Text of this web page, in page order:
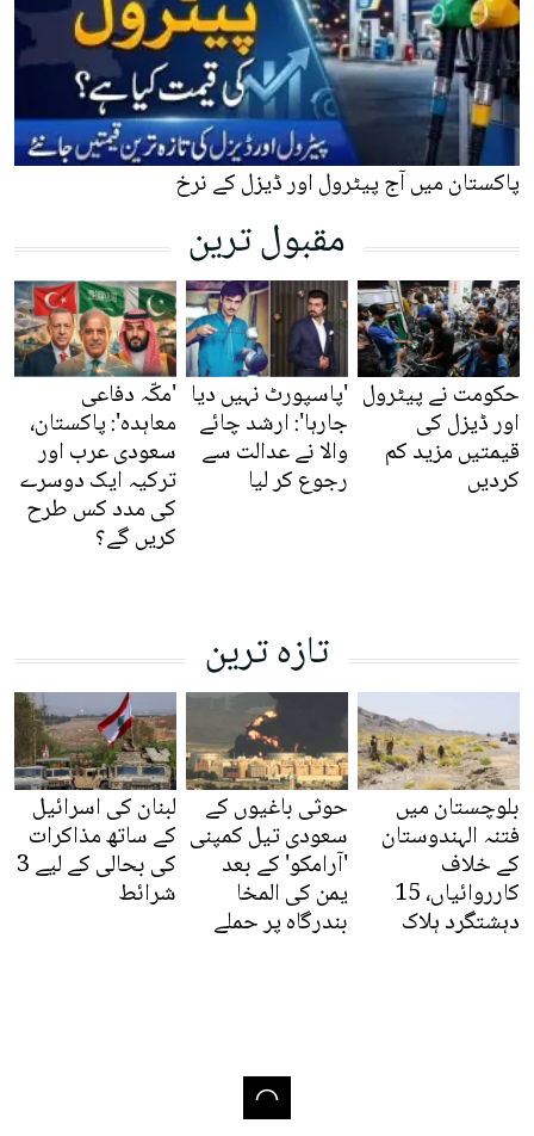
پاکستان میں آج پیٹرول اور ڈیزل کے نرخ
مقبول ترین
حکومت نے پیٹرول
اور ڈیزل کی
قیمتیں مزید کم
کردیں
'پاسپورٹ نہیں دیا
جارہا': ارشد چائے
والا نے عدالت سے
رجوع کر لیا
'مکّہ دفاعی
معاہدہ': پاکستان،
سعودی عرب اور
ترکیہ ایک دوسرے
کی مدد کس طرح
کریں گے؟
تازہ ترین
بلوچستان میں
فتنہ الہندوستان
کے خلاف
کارروائیاں، 15
دہشتگرد ہلاک
حوثی باغیوں کے
سعودی تیل کمپنی
'آرامکو' کے بعد
یمن کی المخا
بندرگاہ پر حملے
لبنان کی اسرائیل
کے ساتھ مذاکرات
کی بحالی کے لیے 3
شرائط